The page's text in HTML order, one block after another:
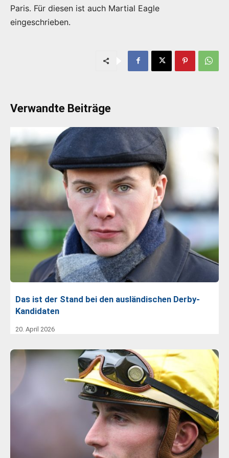
Paris. Für diesen ist auch Martial Eagle
eingeschrieben.
Verwandte Beiträge
Das ist der Stand bei den ausländischen Derby-
Kandidaten
20. April 2026